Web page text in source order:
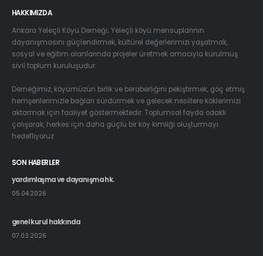
HAKKIMIZDA
Ankara Yeleçli Köyü Derneği; Yeleçli köyü mensuplarının
dayanışmasını güçlendirmek, kültürel değerlerimizi yaşatmak,
sosyal ve eğitim alanlarında projeler üretmek amacıyla kurulmuş
sivil toplum kuruluşudur.
Derneğimiz, köyümüzün birlik ve beraberliğini pekiştirmek, göç etmiş
hemşerilerimizle bağları sürdürmek ve gelecek nesillere köklerimizi
aktarmak için faaliyet göstermektedir. Toplumsal fayda odaklı
çalışarak, herkes için daha güçlü bir köy kimliği oluşturmayı
hedefliyoruz
SON HABERLER
yardımlaşma ve dayanışma hk.
05.04.2026
genel kurul hakkında
07.03.2026